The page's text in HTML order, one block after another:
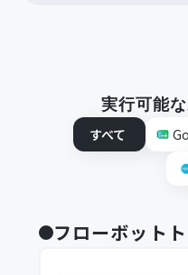
実行可能
すべて
フローボット